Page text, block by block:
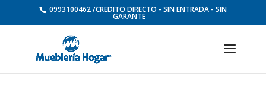
0993100462 /CREDITO DIRECTO - SIN ENTRADA - SIN
GARANTE